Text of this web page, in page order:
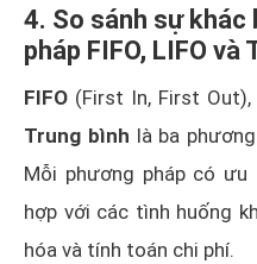
4. So sánh sự
pháp FIFO, LIFO và
FIFO (First In, First Out),
Trung bình là ba
Mỗi phương pháp có ưu
hợp với các tình huống
hóa và tính toán chi phí.